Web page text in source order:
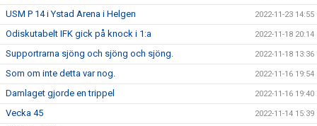
USM P 14 i Ystad Arena i Helgen 2022-11-23 14:55
Odiskutabelt IFK gick på knock i 1:a 2022-11-18 20:14
Supportrarna sjöng och sjöng och sjöng. 2022-11-18 13:36
Som om inte detta var nog. 2022-11-16 19:54
Damlaget gjorde en trippel 2022-11-16 19:40
Vecka 45 2022-11-14 15:39